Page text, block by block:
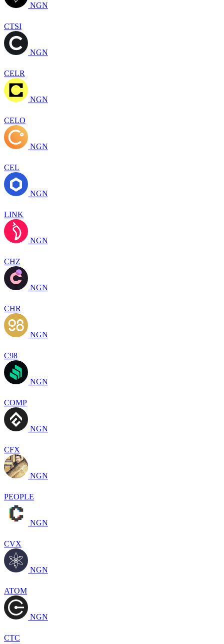
NGN
CTSI
NGN
CELR
NGN
CELO
NGN
CEL
NGN
LINK
NGN
CHZ
NGN
CHR
NGN
C98
NGN
COMP
NGN
CFX
NGN
PEOPLE
NGN
CVX
NGN
ATOM
NGN
CTC